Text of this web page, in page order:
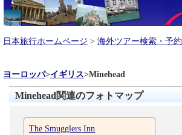
日本旅行ホームページ > 海外ツアー検索・予約
ヨーロッパ>イギリス>Minehead
Minehead関連のフォトマップ
The Smugglers Inn